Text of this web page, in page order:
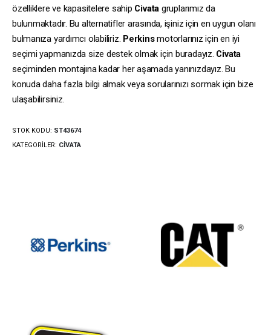
özelliklere ve kapasitelere sahip Civata gruplarımız da
bulunmaktadır. Bu alternatifler arasında, işiniz için en uygun olanı
bulmanıza yardımcı olabiliriz. Perkinsmotorlarınız için en iyi
seçimi yapmanızda size destek olmak için buradayız. Civata
seçiminden montajına kadar her aşamada yanınızdayız. Bu
konuda daha fazla bilgi almak veya sorularınızı sormak için bize
ulaşabilirsiniz.
STOK KODU: ST43674
KATEGORILER: CIVATA